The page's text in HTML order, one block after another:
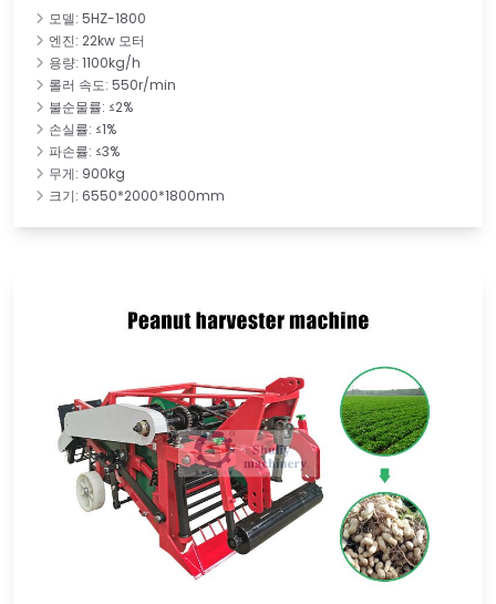
모델: 5HZ-1800
엔진: 22kw 모터
용량: 1100kg/h
롤러 속도: 550r/min
불순물률: ≤2%
손실률: ≤1%
파손률: ≤3%
무게: 900kg
크기: 6550*2000*1800mm